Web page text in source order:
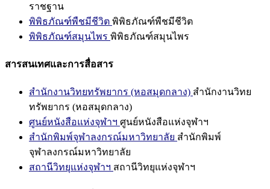
ราชฐาน
พิพิธภัณฑ์พืชมีชีวิต พิพิธภัณฑ์พืชมีชีวิต
พิพิธภัณฑ์สมุนไพร พิพิธภัณฑ์สมุนไพร
สารสนเทศและการสื่อสาร
สำนักงานวิทยทรัพยากร (หอสมุดกลาง) สำนักงานวิทย
ทรัพยากร (หอสมุดกลาง)
ศูนย์หนังสือแห่งจุฬาฯ ศูนย์หนังสือแห่งจุฬาฯ
สำนักพิมพ์จุฬาลงกรณ์มหาวิทยาลัย สำนักพิมพ์
จุฬาลงกรณ์มหาวิทยาลัย
สถานีวิทยุแห่งจุฬาฯ สถานีวิทยุแห่งจุฬาฯ